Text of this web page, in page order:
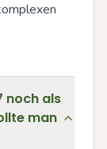
noch als
man